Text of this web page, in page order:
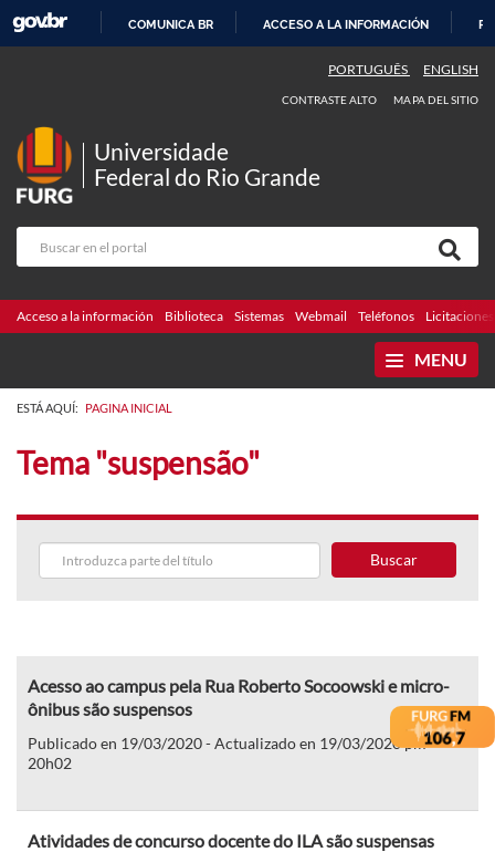
CONTENIDO
COMUNICA BR ACCESO A LA INFORMACIÓN
PORTUGUÊS ENGLISH
CONTRASTE ALTO MAPA DEL SITIO
Universidade
Federal do Rio Grande
Acceso a la información Biblioteca Sistemas Webmail Teléfonos Licitaciones
MENU
ESTÁ AQUÍ: PAGINA INICIAL
Tema "suspensão"
Buscar
Acesso ao campus pela Rua Roberto Socoowski e micro-
ônibus são suspensos
Publicado en 19/03/2020 - Actualizado en 19/03/2020 pm
20h02
Atividades de concurso docente do ILA são suspensas